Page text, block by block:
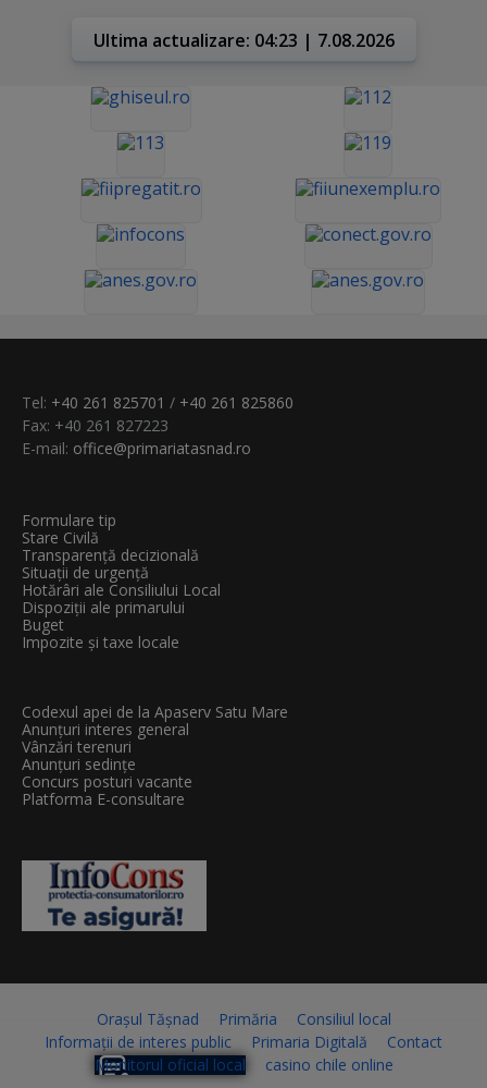
Ultima actualizare: 04:23 | 7.08.2026
Tel: +40 261 825701 / +40 261 825860
Fax: +40 261 827223
E-mail: office@primariatasnad.ro
Formulare tip
Stare Civilă
Transparenţă decizională
Situații de urgență
Hotărâri ale Consiliului Local
Dispoziții ale primarului
Buget
Impozite și taxe locale
Codexul apei de la Apaserv Satu Mare
Anunțuri interes general
Vânzări terenuri
Anunțuri sedințe
Concurs posturi vacante
Platforma E-consultare
Orașul Tășnad Primăria
Consiliul local
Informații de interes public
Primaria Digitală
Contact
Monitorul oficial local
casino chile online